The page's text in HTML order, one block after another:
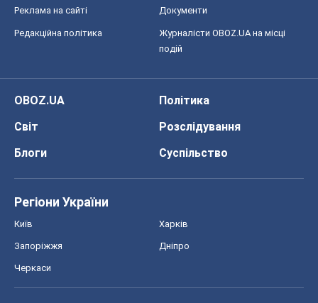
Реклама на сайті Документи
Редакційна політика
Журналісти OBOZ.UA на місці
подій
OBOZ.UA
Політика
Світ
Розслідування
Блоги
Суспільство
Регіони України
Київ Харків
Запоріжжя Дніпро
Черкаси